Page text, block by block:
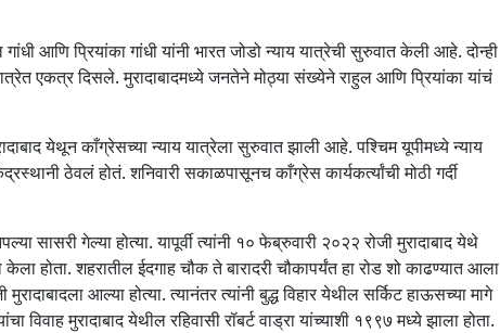
गांधी आणि प्रियांका गांधी यांनी भारत जोडो न्याय यात्रेची सुरुवात केली आहे. दोन्ही
एकत्र दिसले. मुरादाबादमध्ये जनतेने मोठ्या संख्येने राहुल आणि प्रियांका यांचं
येथून काँग्रेसच्या न्याय यात्रेला सुरुवात झाली आहे. पश्चिम यूपीमध्ये न्याय
ठेवलं होतं. शनिवारी सकाळपासूनच काँग्रेस कार्यकर्त्यांची मोठी गर्दी
सासरी गेल्या होत्या. यापूर्वी त्यांनी १० फेब्रुवारी २०२२ रोजी मुरादाबाद येथे
होता. शहरातील ईदगाह चौक ते बारादरी चौकापर्यंत हा रोड शो काढण्यात आला
मुरादाबादला आल्या होत्या. त्यानंतर त्यांनी बुद्ध विहार येथील सर्किट हाऊसच्या मागे
विवाह मुरादाबाद येथील रहिवासी रॉबर्ट वाड्रा यांच्याशी १९९७ मध्ये झाला होता.